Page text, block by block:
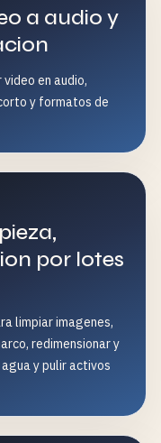
a audio y
en audio,
y formatos de
por lotes
limpiar imagenes,
redimensionar y
y pulir activos